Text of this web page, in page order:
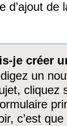
d’ajout
je créer
un
cliquez
c’est